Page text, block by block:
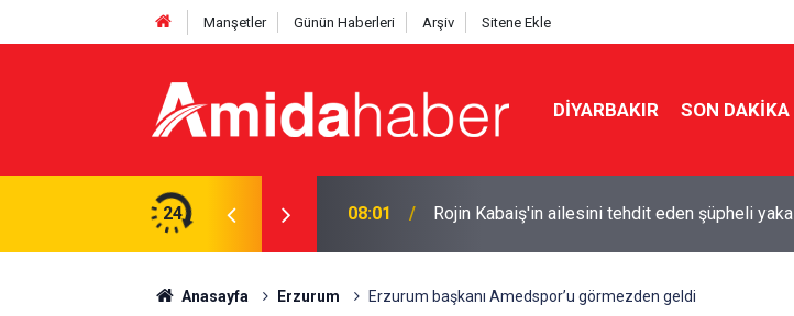
Manşetler Günün Haberleri Arşiv Sitene Ekle
DIYARBAKIR SON DAKIKA
24 00:15 Kürtler anne-babalarını huzurevine gönderir mi?
Anasayfa Erzurum Erzurum başkanı Amedspor’u görmezden geldi